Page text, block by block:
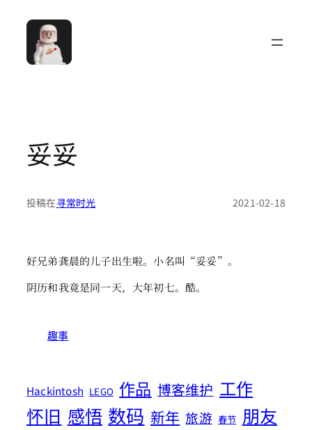
妥妥
投稿在寻常时光 2021-02-18
好兄弟龚晨的儿子出生啦。小名叫“妥妥”。
阴历和我竟是同一天，大年初七。酷。
趣事
Hackintosh LEGO 作品 博客维护 工作
怀旧 感悟 数码 新年 旅游 春节 朋友